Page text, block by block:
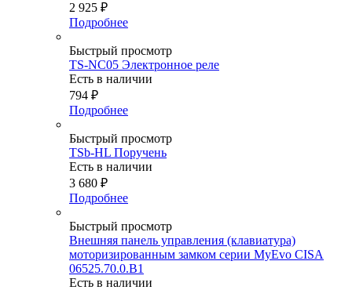
2 925 ₽
Подробнее
Быстрый просмотр
TS-NC05 Электронное реле
Есть в наличии
794 ₽
Подробнее
Быстрый просмотр
TSb-HL Поручень
Есть в наличии
3 680 ₽
Подробнее
Быстрый просмотр
Внешняя панель управления (клавиатура)
моторизированным замком серии MyEvo CISA
06525.70.0.B1
Есть в наличии